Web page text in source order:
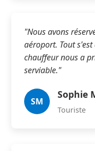
"Nous avons
aéroport. Tout
chauffeur nous a
serviable."
SM
Sophie
Touriste